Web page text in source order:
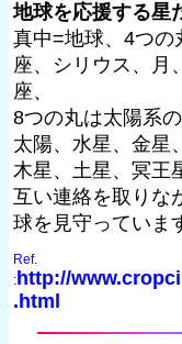
地球を応援する星
真中=地球、4つの
座、シリウス、月
座、
8つの丸は太陽系の
太陽、水星、金星
木星、土星、冥王
互い連絡を取りな
球を見守っていま
Ref.
: http://
.html